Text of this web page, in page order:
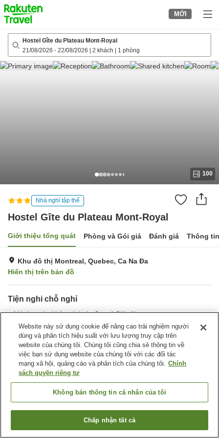
to
top
page
MỚI
Hostel Gîte du Plateau Mont-Royal
21/08/2026 - 22/08/2026 2 khách 1 phòng
100
Nhà nghỉ tập thể
Hostel Gîte du Plateau Mont-Royal
Giới thiệu tổng quát Phòng và Gói giá Đánh giá Thông
Khu đô thị Montreal, Quebec, Ca Na Đa
Hiển thị trên bản đồ
Tiện nghi chỗ nghỉ
Hoàn toàn không hút thuốc
Giặt ủi
Tiện nghi văn phòng
Trang chủ Ca Na Đa Quebec
Khu đô thị Montreal
Hostel Gîte du Plateau Mont-Royal
Tìm phòng trống
Website này sử dụng cookie để nâng cao trải nghiệm người
dùng và phân tích hiệu suất với lưu lượng truy cập trên
website của chúng tôi. Chúng tôi cũng chia sẻ thông tin về
việc bạn sử dụng website của chúng tôi với các đối tác
mạng xã hội, quảng cáo và phân tích của chúng tôi. Chính
sách quyền riêng tư
Không bán thông tin cá nhân của tôi
Chấp nhận tất cả